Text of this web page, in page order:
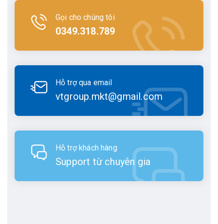
Gọi cho chúng tôi
0349.318.789
Hỗ trợ qua email
vtgroup.mkt@gmail.com
Hỗ trợ khách hàng
Support từ chuyên gia